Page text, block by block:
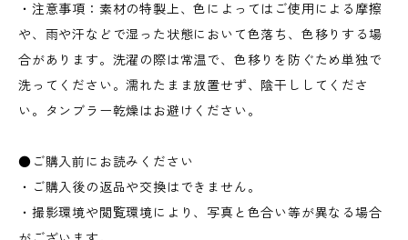
・注意事項：素材の特製上、色によってはご使用による摩擦
や、雨や汗などで湿った状態において色落ち、色移りする場
合があります。洗濯の際は常温で、色移りを防ぐため単独で
洗ってください。濡れたまま放置せず、陰干ししてくださ
い。タンブラー乾燥はお避けください。
●ご購入前にお読みください
・ご購入後の返品や交換はできません。
・撮影環境や閲覧環境により、写真と色合い等が異なる場合